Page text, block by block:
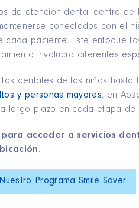
de atención dental dentro de
conectados con el
cada paciente. Este enfoque
involucra diferentes
dentales de los niños hasta
y personas mayores, en
largo plazo en cada etapa de
para acceder a servicios
Programa Smile Saver